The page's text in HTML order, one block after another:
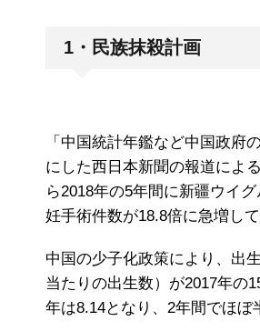
1・民族抹殺計画
「中国統計年鑑など中国政府
にした西日本新聞の報道によ
ら2018年の5年間に新疆ウイ
妊手術件数が18.8倍に急増して
中国の少子化政策により、出
当たりの出生数）が2017年の
年は8.14となり、2年間でほぼ